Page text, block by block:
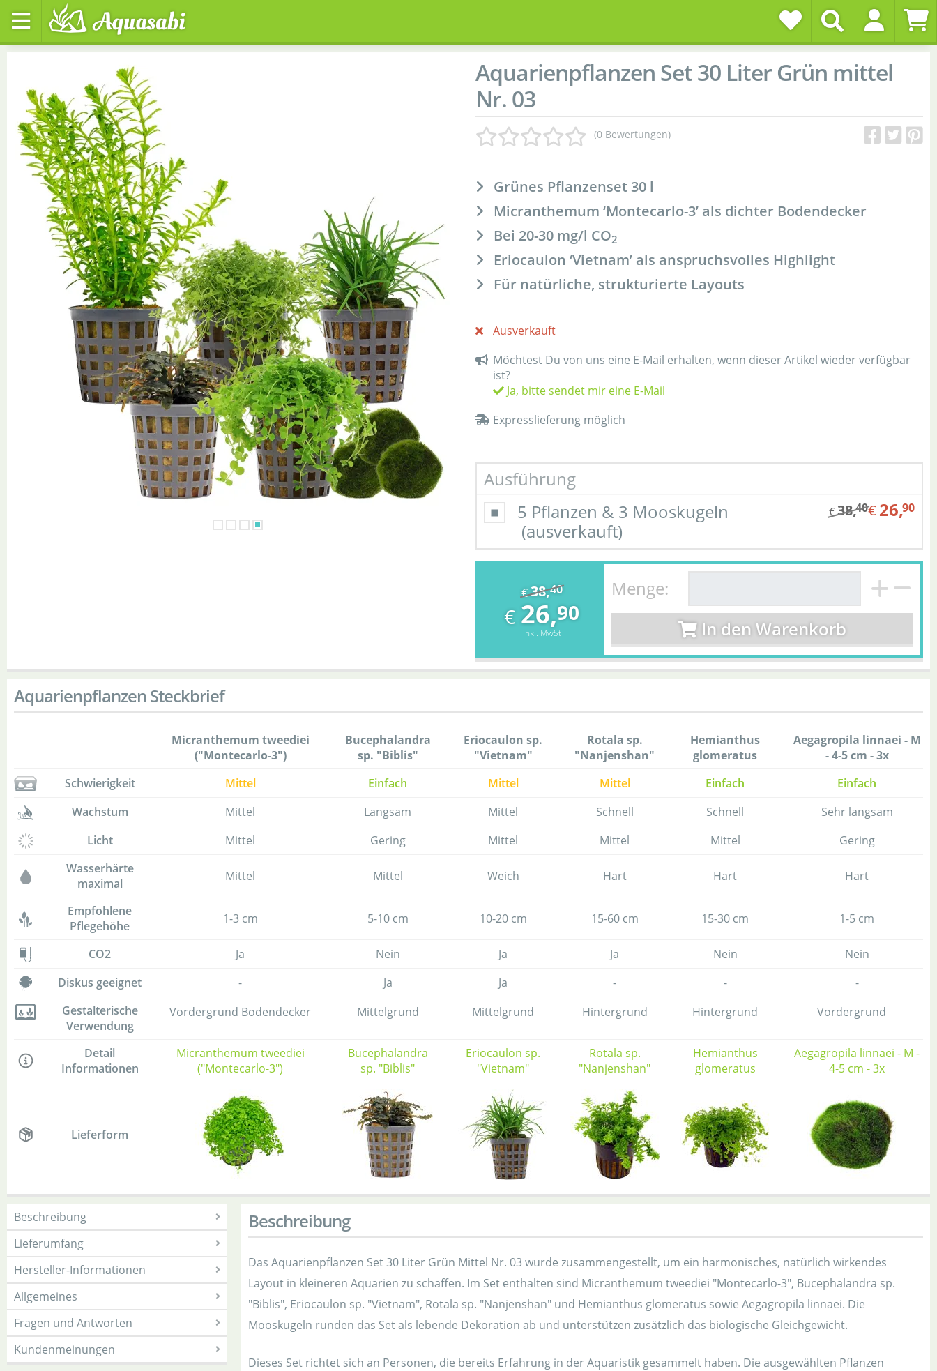
Aquarienpflanzen Set 30 Liter Grün mittel
Nr. 03
(0 Bewertungen)
Grünes Pflanzenset 30 l
Micranthemum ‘Montecarlo-3’ als dichter Bodendecker
Bei 20-30 mg/l CO2
Eriocaulon ‘Vietnam’ als anspruchsvolles Highlight
Für natürliche, strukturierte Layouts
Ausverkauft
Möchtest Du von uns eine E-Mail erhalten, wenn dieser Artikel wieder verfügbar
ist?
Ja, bitte sendet mir eine E-Mail
Expresslieferung möglich
Ausführung
5 Pflanzen & 3 Mooskugeln
(ausverkauft)
€38,40€ 26,90
€38,40
€ 26,90
inkl. MwSt
Menge:
In den Warenkorb
Aquarienpflanzen Steckbrief
Micranthemum tweediei
("Montecarlo-3")
Bucephalandra
sp. "Biblis"
Eriocaulon sp.
"Vietnam"
Rotala sp.
"Nanjenshan"
Hemianthus
glomeratus
Aegagropila linnaei - M
- 4-5 cm - 3x
Schwierigkeit
Mittel Einfach Mittel Mittel Einfach
Einfach
Wachstum
Mittel Langsam Mittel Schnell Schnell
Sehr langsam
Licht
Mittel Gering Mittel Mittel Mittel
Gering
Wasserhärte
maximal
Mittel Mittel Weich Hart Hart Hart
Empfohlene
Pflegehöhe
1-3 cm 5-10 cm 10-20 cm 15-60 cm 15-30 cm 1-5 cm
CO2 Ja Nein Ja Ja Nein
Nein
Diskus geeignet
- Ja Ja - -
-
Gestalterische
Verwendung
Vordergrund Bodendecker Mittelgrund Mittelgrund Hintergrund Hintergrund Vordergrund
Detail
Informationen
Micranthemum tweediei
("Montecarlo-3")
Bucephalandra
sp. "Biblis"
Eriocaulon sp.
"Vietnam"
Rotala sp.
"Nanjenshan"
Hemianthus
glomeratus
Aegagropila linnaei - M -
4-5 cm - 3x
Lieferform
Beschreibung
Lieferumfang
Hersteller-Informationen
Allgemeines
Fragen und Antworten
Kundenmeinungen
Beschreibung
Das Aquarienpflanzen Set 30 Liter Grün Mittel Nr. 03 wurde zusammengestellt, um ein harmonisches, natürlich wirkendes
Layout in kleineren Aquarien zu schaffen. Im Set enthalten sind Micranthemum tweediei "Montecarlo-3", Bucephalandra sp.
"Biblis", Eriocaulon sp. "Vietnam", Rotala sp. "Nanjenshan" und Hemianthus glomeratus sowie Aegagropila linnaei. Die
Mooskugeln runden das Set als lebende Dekoration ab und unterstützen zusätzlich das biologische Gleichgewicht.
Dieses Set richtet sich an Personen, die bereits Erfahrung in der Aquaristik gesammelt haben. Die ausgewählten Pflanzen